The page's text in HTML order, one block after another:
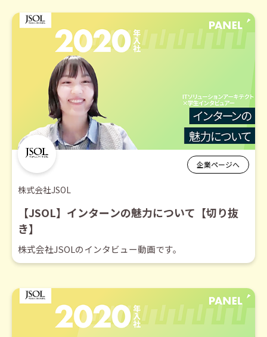
企業ページへ
株式会社JSOL
【JSOL】インターンの魅力について【切り抜
き】
株式会社JSOLのインタビュー動画です。